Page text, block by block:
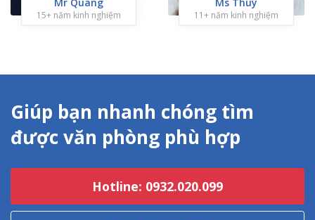
15+ năm kinh nghiệm 11+ năm kinh nghiệm
Giúp bạn nhanh chóng tìm
được văn phòng phù hợp
Hotline: 0932.020.099